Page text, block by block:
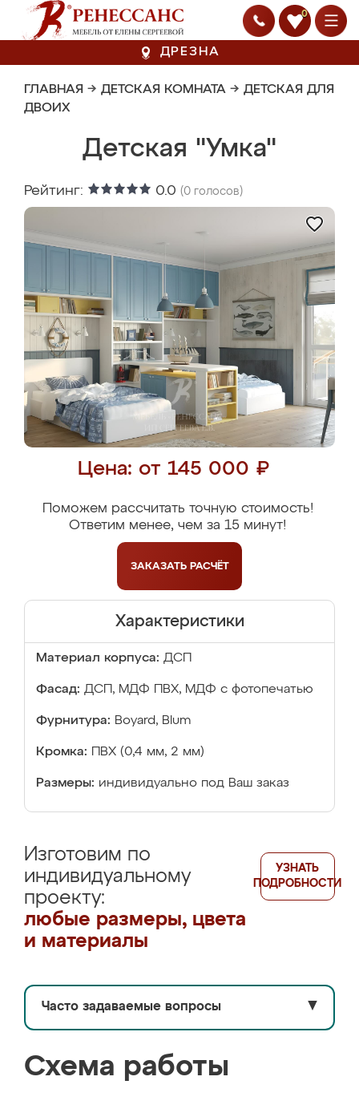
0
ДРЕЗНА
ГЛАВНАЯ → ДЕТСКАЯ КОМНАТА → ДЕТСКАЯ ДЛЯ
ДВОИХ
Детская "Умка"
Рейтинг: 0.0 (0 голосов)
Цена: от 145 000 ₽
Поможем рассчитать точную стоимость!
Ответим менее, чем за 15 минут!
ЗАКАЗАТЬ РАСЧЁТ
Характеристики
Материал корпуса: ДСП
Фасад: ДСП, МДФ ПВХ, МДФ с фотопечатью
Фурнитура: Boyard, Blum
Кромка: ПВХ (0,4 мм, 2 мм)
Размеры: индивидуально под Ваш заказ
Изготовим по
индивидуальному
проекту:
любые размеры, цвета
и материалы
УЗНАТЬ
ПОДРОБНОСТИ
Часто задаваемые вопросы ▼
Схема работы